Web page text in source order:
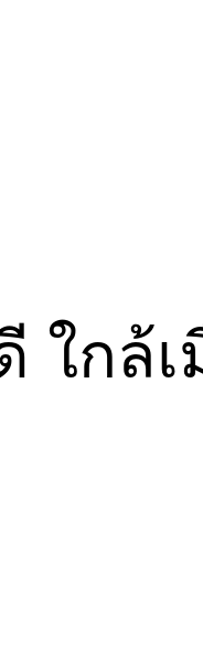
ใกล้เ